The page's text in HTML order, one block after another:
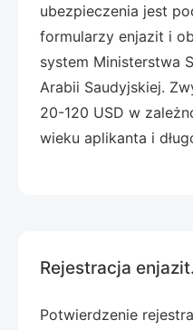
ubezpieczenia jest
formularzy enjazit i
system Ministerstwa
Arabii Saudyjskiej.
20-120 USD w
wieku aplikanta i
Rejestracja enjazit.
Potwierdzenie